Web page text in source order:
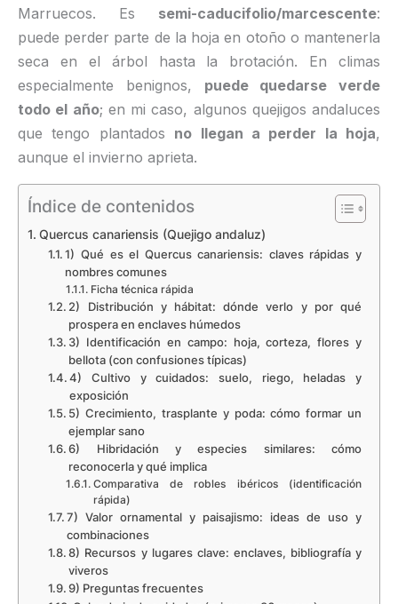
Marruecos. Es semi-caducifolio/marcescente:
puede perder parte de la hoja en otoño o mantenerla
seca en el árbol hasta la brotación. En climas
especialmente benignos, puede quedarse verde
todo el año; en mi caso, algunos quejigos andaluces
que tengo plantados no llegan a perder la hoja,
aunque el invierno aprieta.
Índice de contenidos
Quercus canariensis (Quejigo andaluz)
1) Qué es el Quercus canariensis: claves rápidas y
nombres comunes
Ficha técnica rápida
2) Distribución y hábitat: dónde verlo y por qué
prospera en enclaves húmedos
3) Identificación en campo: hoja, corteza, flores y
bellota (con confusiones típicas)
4) Cultivo y cuidados: suelo, riego, heladas y
exposición
5) Crecimiento, trasplante y poda: cómo formar un
ejemplar sano
6) Hibridación y especies similares: cómo
reconocerla y qué implica
Comparativa de robles ibéricos (identificación
rápida)
7) Valor ornamental y paisajismo: ideas de uso y
combinaciones
8) Recursos y lugares clave: enclaves, bibliografía y
viveros
9) Preguntas frecuentes